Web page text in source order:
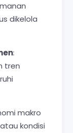
dikelola
:
tren
makro
kondisi